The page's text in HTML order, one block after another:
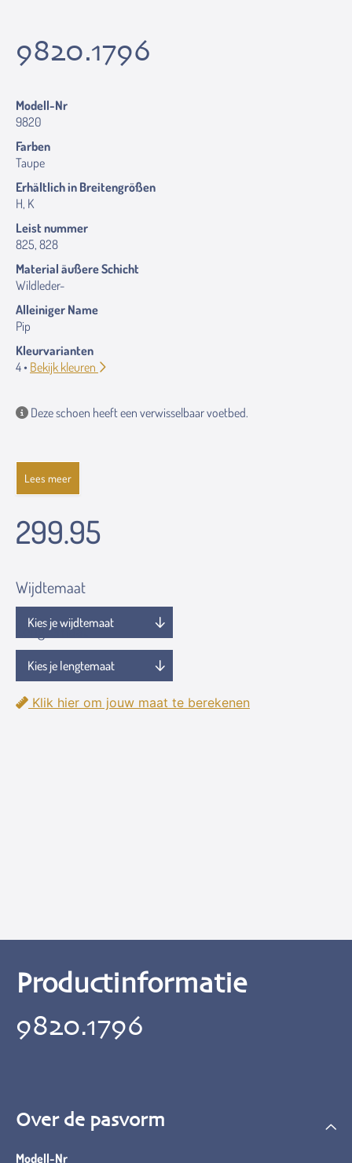
9820.1796
Modell-Nr
9820
Farben
Taupe
Erhältlich in Breitengrößen
H, K
Leist nummer
825, 828
Material äußere Schicht
Wildleder-
Alleiniger Name
Pip
Kleurvarianten
4 • Bekijk kleuren
Deze schoen heeft een verwisselbaar voetbed.
Lees meer
299.95
Wijdtemaat
Lengtemaat
Klik hier om jouw maat te berekenen
Productinformatie
9820.1796
Over de pasvorm
Modell-Nr